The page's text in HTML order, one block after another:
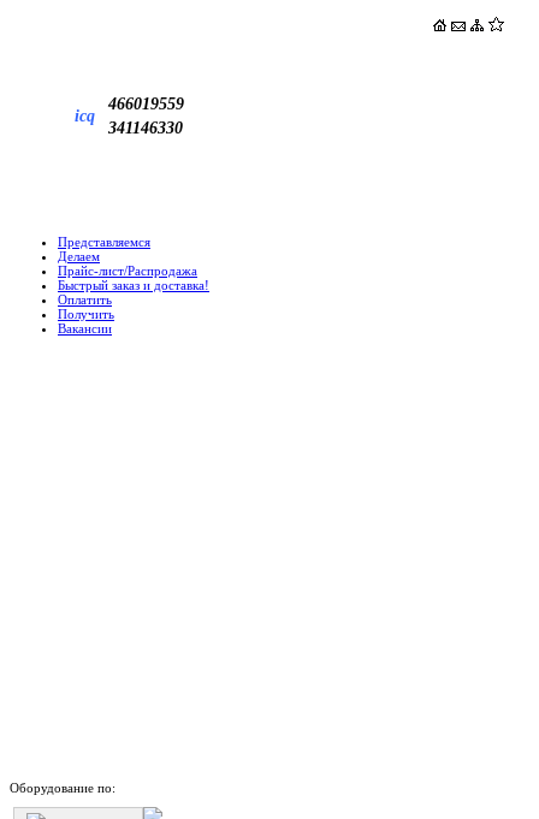
icq
466019559
341146330
Представляемся
Делаем
Прайс-лист/Распродажа
Быстрый заказ и доставка!
Оплатить
Получить
Вакансии
Оборудование по: